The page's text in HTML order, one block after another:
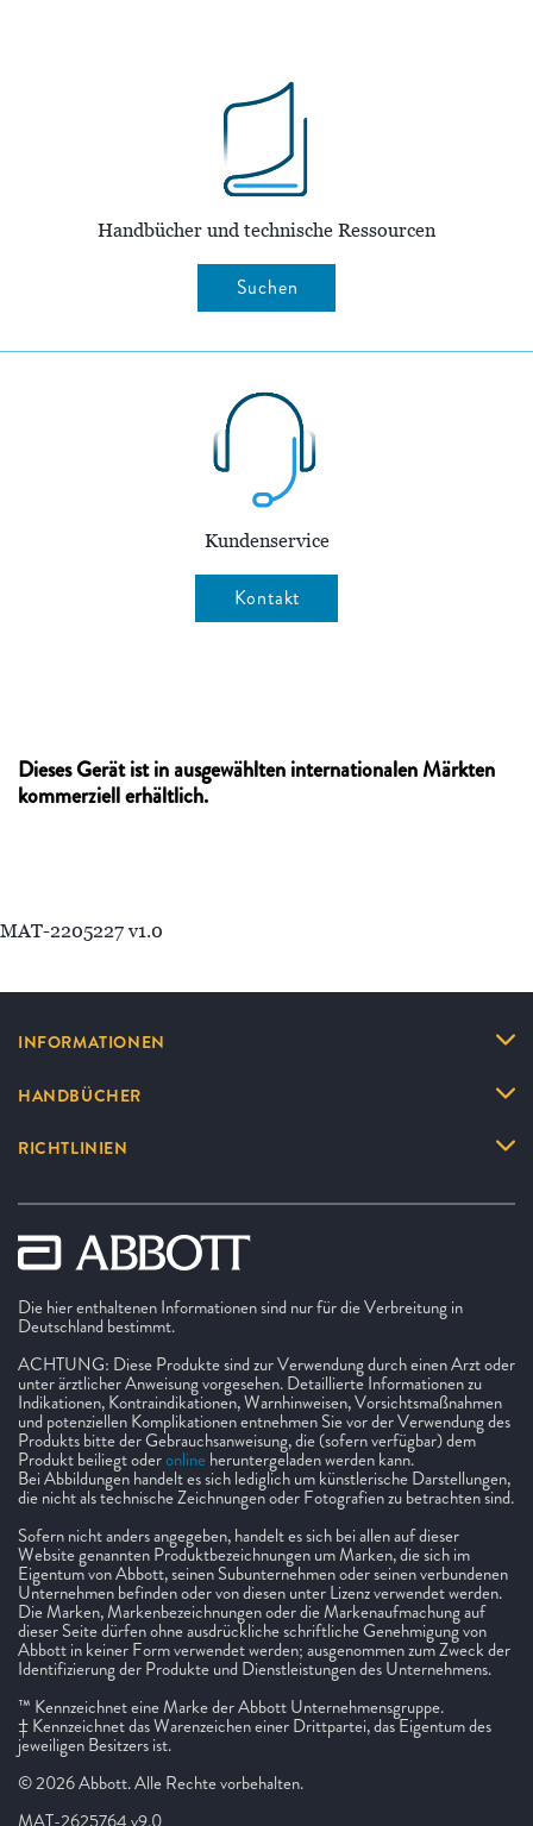
Handbücher und technische Ressourcen
Suchen
Kundenservice
Kontakt
Dieses Gerät ist in ausgewählten internationalen Märkten
kommerziell erhältlich.
MAT-2205227 v1.0
INFORMATIONEN
HANDBÜCHER
RICHTLINIEN
Die hier enthaltenen Informationen sind nur für die Verbreitung in
Deutschland bestimmt.
ACHTUNG: Diese Produkte sind zur Verwendung durch einen Arzt oder
unter ärztlicher Anweisung vorgesehen. Detaillierte Informationen zu
Indikationen, Kontraindikationen, Warnhinweisen, Vorsichtsmaßnahmen
und potenziellen Komplikationen entnehmen Sie vor der Verwendung des
Produkts bitte der Gebrauchsanweisung, die (sofern verfügbar) dem
Produkt beiliegt oderonlineheruntergeladen werden kann.
Bei Abbildungen handelt es sich lediglich um künstlerische Darstellungen,
die nicht als technische Zeichnungen oder Fotografien zu betrachten sind.
Sofern nicht anders angegeben, handelt es sich bei allen auf dieser
Website genannten Produktbezeichnungen um Marken, die sich im
Eigentum von Abbott, seinen Subunternehmen oder seinen verbundenen
Unternehmen befinden oder von diesen unter Lizenz verwendet werden.
Die Marken, Markenbezeichnungen oder die Markenaufmachung auf
dieser Seite dürfen ohne ausdrückliche schriftliche Genehmigung von
Abbott in keiner Form verwendet werden; ausgenommen zum Zweck der
Identifizierung der Produkte und Dienstleistungen des Unternehmens.
™ Kennzeichnet eine Marke der Abbott Unternehmensgruppe.
‡ Kennzeichnet das Warenzeichen einer Drittpartei, das Eigentum des
jeweiligen Besitzers ist.
© 2026 Abbott. Alle Rechte vorbehalten.